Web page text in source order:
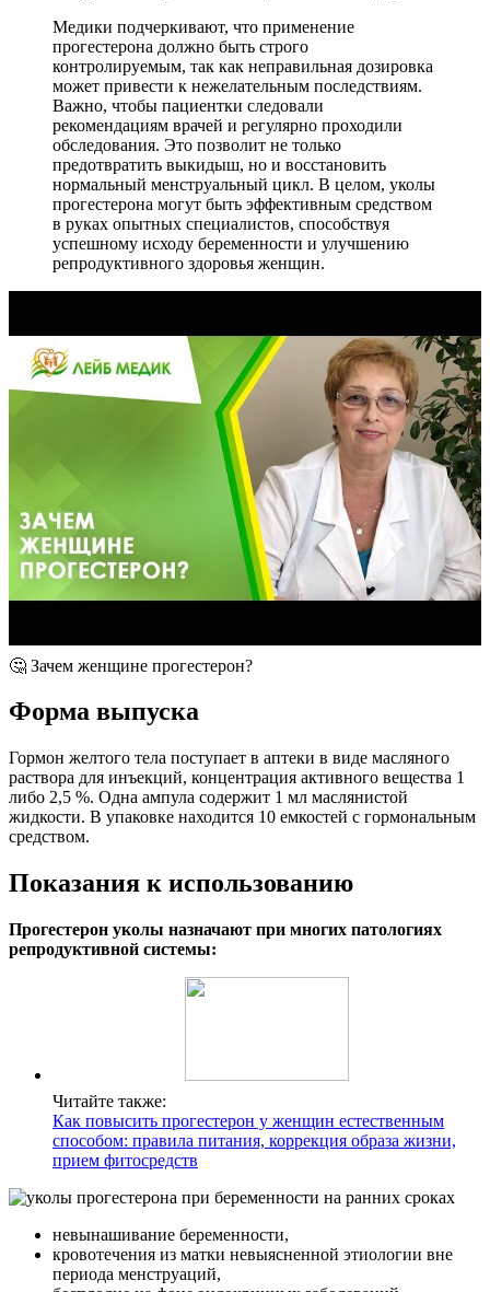
Медики подчеркивают, что применение
прогестерона должно быть строго
контролируемым, так как неправильная дозировка
может привести к нежелательным последствиям.
Важно, чтобы пациентки следовали
рекомендациям врачей и регулярно проходили
обследования. Это позволит не только
предотвратить выкидыш, но и восстановить
нормальный менструальный цикл. В целом, уколы
прогестерона могут быть эффективным средством
в руках опытных специалистов, способствуя
успешному исходу беременности и улучшению
репродуктивного здоровья женщин.
🤔 Зачем женщине прогестерон?
Форма выпуска
Гормон желтого тела поступает в аптеки в виде масляного
раствора для инъекций, концентрация активного вещества 1
либо 2,5 %. Одна ампула содержит 1 мл маслянистой
жидкости. В упаковке находится 10 емкостей с гормональным
средством.
Показания к использованию
Прогестерон уколы назначают при многих патологиях
репродуктивной системы:
Читайте также:
Как повысить прогестерон у женщин естественным
способом: правила питания, коррекция образа жизни,
прием фитосредств
невынашивание беременности,
кровотечения из матки невыясненной этиологии вне
периода менструаций,